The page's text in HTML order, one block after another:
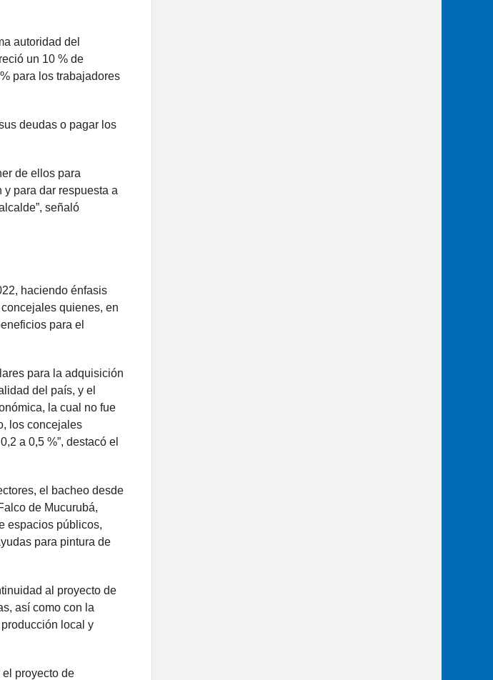
autoridad del
un 10 % de
para los trabajadores
deudas o pagar los
de ellos para
para dar respuesta a
señaló
haciendo énfasis
quienes, en
para el
para la adquisición
del país, y el
la cual no fue
los concejales
a 0,5 %”, destacó el
el bacheo desde
de Mucurubá,
espacios públicos,
para pintura de
al proyecto de
así como con la
local y
proyecto de